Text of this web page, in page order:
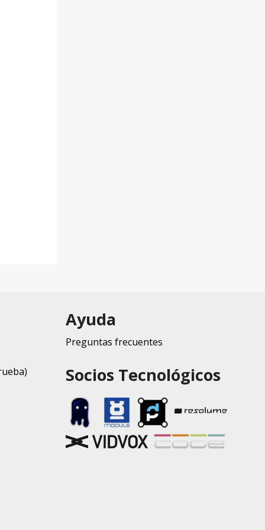
Ayuda
Preguntas frecuentes
Socios Tecnológicos